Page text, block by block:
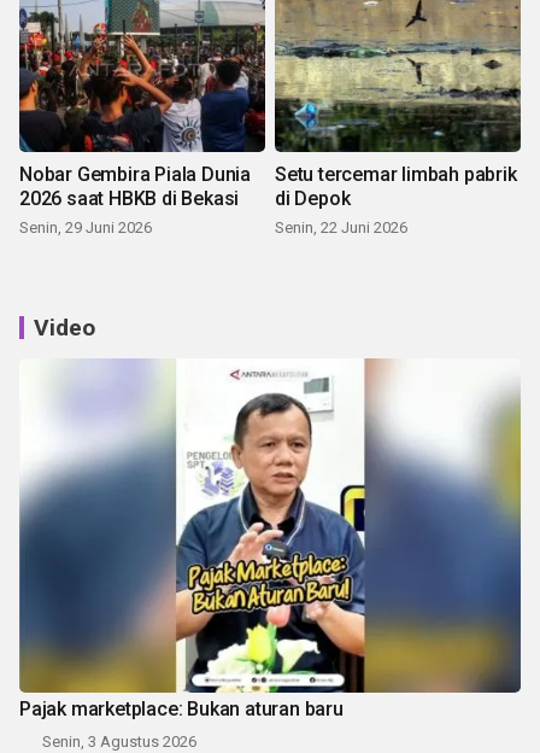
Nobar Gembira Piala Dunia
2026 saat HBKB di Bekasi
Senin, 29 Juni 2026
Setu tercemar limbah pabrik
di Depok
Senin, 22 Juni 2026
Video
Pajak marketplace: Bukan aturan baru
Senin, 3 Agustus 2026